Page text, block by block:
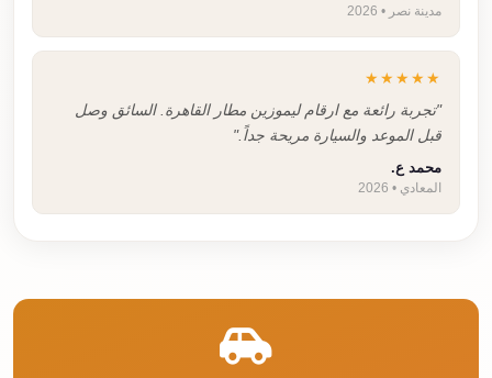
مدينة نصر • 2026
★★★★★
"تجربة رائعة مع ارقام ليموزين مطار القاهرة. السائق وصل
قبل الموعد والسيارة مريحة جداً."
محمد ع.
المعادي • 2026